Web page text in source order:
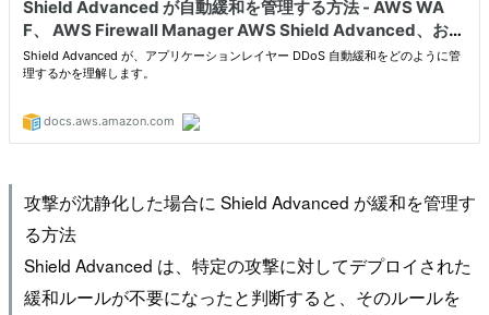
攻撃が沈静化した場合に Shield Advanced が緩和を管理す
る方法
Shield Advanced は、特定の攻撃に対してデプロイされた
緩和ルールが不要になったと判断すると、そのルールを